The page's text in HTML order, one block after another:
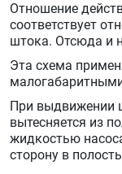
Отношение
соответствует
штока. Отсюда и
Эта схема
При выдвижении
вытесняется из
жидкостью
сторону в